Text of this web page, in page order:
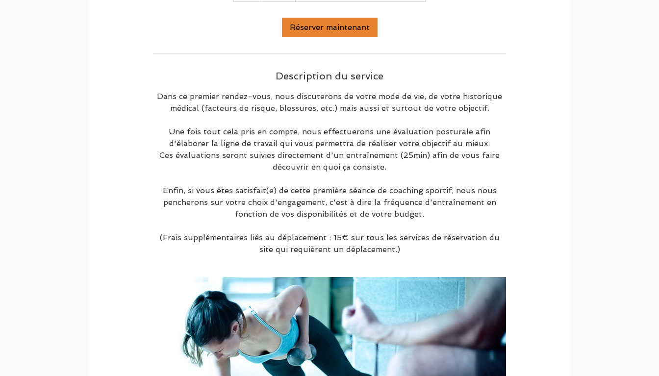
Réserver maintenant
Description du service
Dans ce premier rendez-vous, nous discuterons de votre mode de vie, de votre historique
médical (facteurs de risque, blessures, etc.) mais aussi et surtout de votre objectif.
Une fois tout cela pris en compte, nous effectuerons une évaluation posturale afin
d'élaborer la ligne de travail qui vous permettra de réaliser votre objectif au mieux.
Ces évaluations seront suivies directement d'un entraînement (25min) afin de vous faire
découvrir en quoi ça consiste.
Enfin, si vous êtes satisfait(e) de cette première séance de coaching sportif, nous nous
pencherons sur votre choix d'engagement, c'est à dire la fréquence d'entraînement en
fonction de vos disponibilités et de votre budget.
(Frais supplémentaires liés au déplacement : 15€ sur tous les services de réservation du
site qui requièrent un déplacement.)